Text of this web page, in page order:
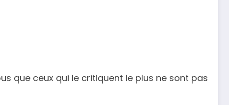
que ceux qui le critiquent le plus ne sont pas